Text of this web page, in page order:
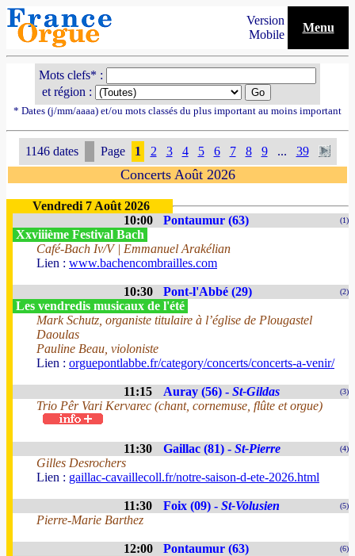
Version
Mobile
Menu
Mots clefs* :
et région :
* Dates (j/mm/aaaa) et/ou mots classés du plus important au moins important
1146 dates Page 1 2 3 4 5 6 7 8 9 ... 39
Concerts Août 2026
Vendredi 7 Août 2026
10:00
Pontaumur (63) (1)
Xxviiième Festival Bach
Café-Bach Iv/V | Emmanuel Arakélian
Lien : www.bachencombrailles.com
10:30 Pont-l'Abbé (29) (2)
Les vendredis musicaux de l'été
Mark Schutz, organiste titulaire à l’église de Plougastel
Daoulas
Pauline Beau, violoniste
Lien : orguepontlabbe.fr/category/concerts/concerts-a-venir/
11:15 Auray (56) - St-Gildas (3)
Trio Pêr Vari Kervarec (chant, cornemuse, flûte et orgue)
11:30 Gaillac (81) - St-Pierre (4)
Gilles Desrochers
Lien : gaillac-cavaillecoll.fr/notre-saison-d-ete-2026.html
11:30 Foix (09) - St-Volusien (5)
Pierre-Marie Barthez
12:00 Pontaumur (63) (6)